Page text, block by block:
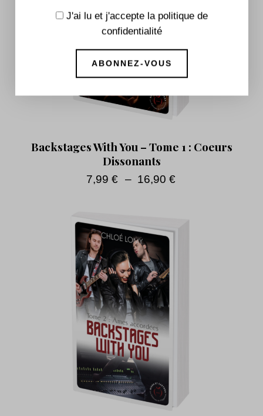
Backstages With You – Tome 1 : Coeurs
Dissonants
7,99 € – 16,90 €
J'ai lu et j'accepte la politique de
confidentialité